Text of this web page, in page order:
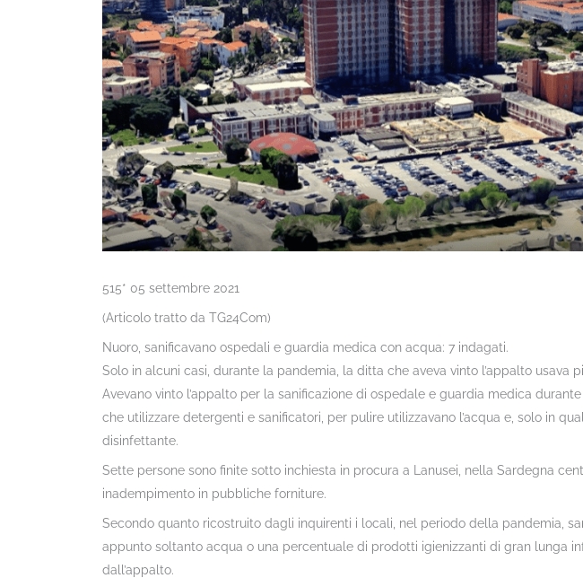
515* 05 settembre 2021
(Articolo tratto da TG24Com)
Nuoro, sanificavano ospedali e guardia medica con acqua: 7 indagati.
Solo in alcuni casi, durante la pandemia, la ditta che aveva vinto l’appalto usava
Avevano vinto l’appalto per la sanificazione di ospedale e guardia medica
che utilizzare detergenti e sanificatori, per pulire utilizzavano l’acqua e, solo in
disinfettante.
Sette persone sono finite sotto inchiesta in procura a Lanusei, nella Sardegna
inadempimento in pubbliche forniture.
Secondo quanto ricostruito dagli inquirenti i locali, nel periodo della pandemia,
appunto soltanto acqua o una percentuale di prodotti igienizzanti di gran lunga
dall’appalto.